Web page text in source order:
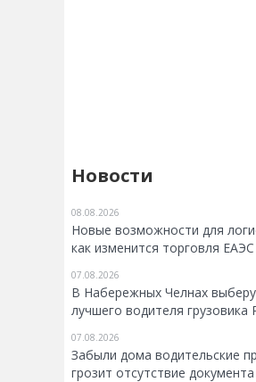
Новости
08.08.2026
Новые возможности для
как изменится торговля
07.08.2026
В Набережных Челнах
лучшего водителя грузовика
07.08.2026
Забыли дома водительские
грозит отсутствие